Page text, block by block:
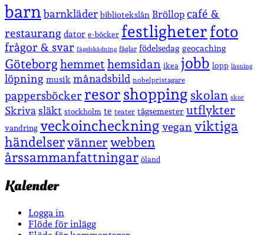
barnbarnkläder bibliotekslån Bröllop café &
restaurang dator e-böcker festligheterfoto
frågor & svar fågelskådning fåglar födelsedag geocaching
Göteborghemmet hemsidan ikea jobb lopp läsning
löpning musik månadsbild nobelpristagare
pappersböcker resor shopping skolan skor
Skriva släkt stockholm te teater tågsemester utflykter
vandring veckoincheckning vegan viktiga
händelservänner webben
årssammanfattningar öland
Kalender
Logga in
Flöde för inlägg